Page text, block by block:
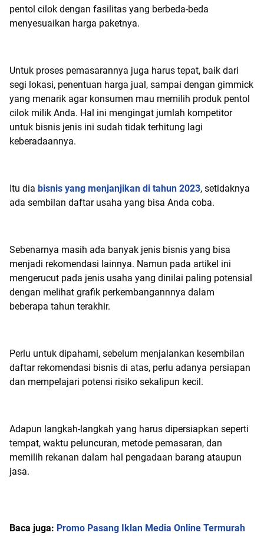
pentol cilok dengan fasilitas yang berbeda-beda
menyesuaikan harga paketnya.
Untuk proses pemasarannya juga harus tepat, baik dari
segi lokasi, penentuan harga jual, sampai dengan gimmick
yang menarik agar konsumen mau memilih produk pentol
cilok milik Anda. Hal ini mengingat jumlah kompetitor
untuk bisnis jenis ini sudah tidak terhitung lagi
keberadaannya.
Itu dia bisnis yang menjanjikan di tahun 2023, setidaknya
ada sembilan daftar usaha yang bisa Anda coba.
Sebenarnya masih ada banyak jenis bisnis yang bisa
menjadi rekomendasi lainnya. Namun pada artikel ini
mengerucut pada jenis usaha yang dinilai paling potensial
dengan melihat grafik perkembangannnya dalam
beberapa tahun terakhir.
Perlu untuk dipahami, sebelum menjalankan kesembilan
daftar rekomendasi bisnis di atas, perlu adanya persiapan
dan mempelajari potensi risiko sekalipun kecil.
Adapun langkah-langkah yang harus dipersiapkan seperti
tempat, waktu peluncuran, metode pemasaran, dan
memilih rekanan dalam hal pengadaan barang ataupun
jasa.
Baca juga: Promo Pasang Iklan Media Online Termurah